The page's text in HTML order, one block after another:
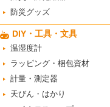
防災グッズ
DIY・工具・文具
温湿度計
ラッピング・梱包資材
計量・測定器
天びん・はかり